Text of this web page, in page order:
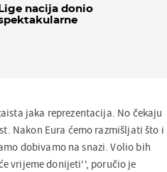
nacija donio
jaka reprezentacija. No čekaju
Nakon Eura ćemo razmišljati što i
dobivamo na snazi. Volio bih
vrijeme donijeti'', poručio je